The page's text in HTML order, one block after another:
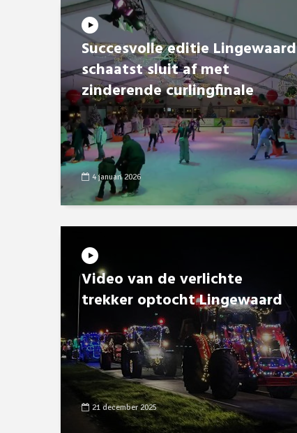
Succesvolle editie Lingewaard
schaatst sluit af met
zinderende curlingfinale
4 januari 2026
Video van de verlichte
trekker optocht Lingewaard
21 december 2025